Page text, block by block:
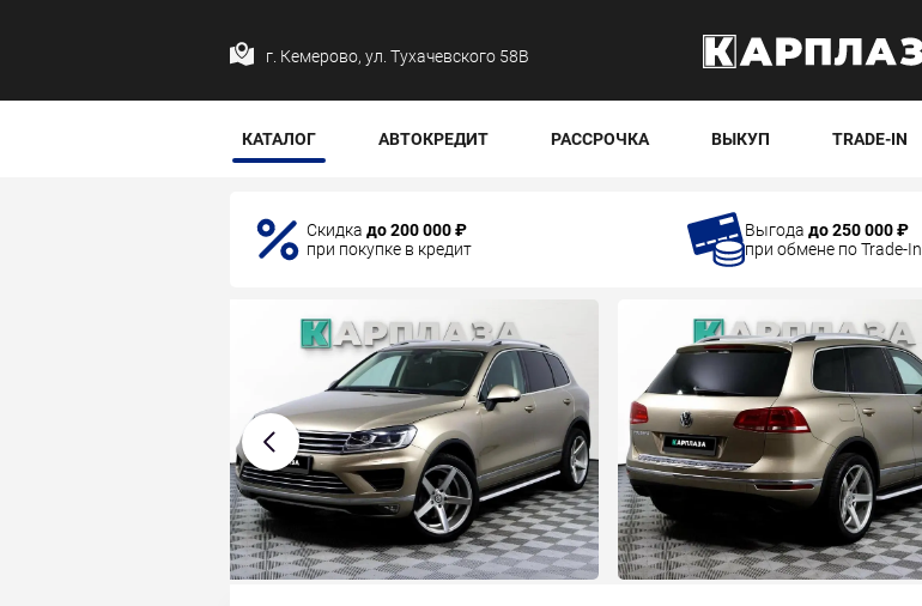
г. Кемерово, ул. Тухачевского 58В
КАТАЛОГ АВТОКРЕДИТ РАССРОЧКА ВЫКУП TRADE-IN
Скидка до 200 000 ₽
при покупке в кредит
Выгода до 250 000 ₽
при обмене по Trade-In